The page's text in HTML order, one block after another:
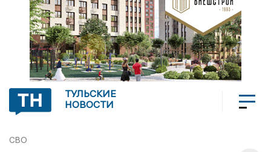
ТУЛЬСКИЕ
НОВОСТИ
СВО